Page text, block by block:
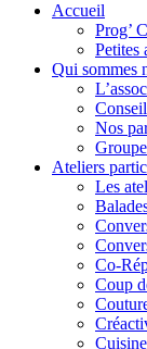
L'atelier FICA
Actions
Meximieux
Accueil
Prog’
Petites
Qui sommes
Nos
Ateliers
Les
Co-
Coup
Cuisine